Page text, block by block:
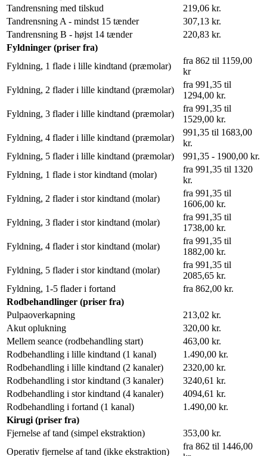
Tandrensning med tilskud
219,06 kr.
Tandrensning A - mindst 15 tænder
307,13 kr.
Tandrensning B - højst 14 tænder
220,83 kr.
Fyldninger (priser fra)
Fyldning, 1 flade i lille kindtand (præmolar)
fra 862 til 1159,00
kr
Fyldning, 2 flader i lille kindtand (præmolar)
fra 991,35 til
1294,00 kr.
Fyldning, 3 flader i lille kindtand (præmolar)
fra 991,35 til
1529,00 kr.
Fyldning, 4 flader i lille kindtand (præmolar)
991,35 til 1683,00
kr.
Fyldning, 5 flader i lille kindtand (præmolar)
991,35 - 1900,00 kr.
Fyldning, 1 flade i stor kindtand (molar)
fra 991,35 til 1320
kr.
Fyldning, 2 flader i stor kindtand (molar)
fra 991,35 til
1606,00 kr.
Fyldning, 3 flader i stor kindtand (molar)
fra 991,35 til
1738,00 kr.
Fyldning, 4 flader i stor kindtand (molar)
fra 991,35 til
1882,00 kr.
Fyldning, 5 flader i stor kindtand (molar)
fra 991,35 til
2085,65 kr.
Fyldning, 1-5 flader i fortand
fra 862,00 kr.
Rodbehandlinger (priser fra)
Pulpaoverkapning
213,02 kr.
Akut oplukning
320,00 kr.
Mellem seance (rodbehandling start)
463,00 kr.
Rodbehandling i lille kindtand (1 kanal)
1.490,00 kr.
Rodbehandling i lille kindtand (2 kanaler)
2320,00 kr.
Rodbehandling i stor kindtand (3 kanaler)
3240,61 kr.
Rodbehandling i stor kindtand (4 kanaler)
4094,61 kr.
Rodbehandling i fortand (1 kanal)
1.490,00 kr.
Kirugi (priser fra)
Fjernelse af tand (simpel ekstraktion)
353,00 kr.
Operativ fjernelse af tand (ikke ekstraktion)
fra 862 til 1446,00